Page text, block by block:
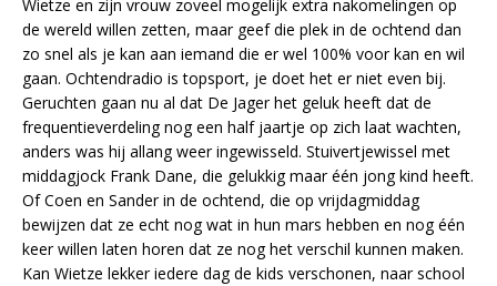
Wietze en zijn vrouw zoveel mogelijk extra nakomelingen op
de wereld willen zetten, maar geef die plek in de ochtend dan
zo snel als je kan aan iemand die er wel 100% voor kan en wil
gaan. Ochtendradio is topsport, je doet het er niet even bij.
Geruchten gaan nu al dat De Jager het geluk heeft dat de
frequentieverdeling nog een half jaartje op zich laat wachten,
anders was hij allang weer ingewisseld. Stuivertjewissel met
middagjock Frank Dane, die gelukkig maar één jong kind heeft.
Of Coen en Sander in de ochtend, die op vrijdagmiddag
bewijzen dat ze echt nog wat in hun mars hebben en nog één
keer willen laten horen dat ze nog het verschil kunnen maken.
Kan Wietze lekker iedere dag de kids verschonen, naar school